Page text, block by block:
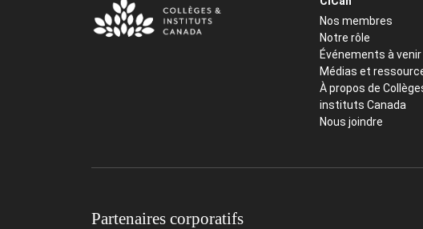
Nos membres
Notre rôle
Événements à venir
Médias et
À propos de
instituts Canada
Nous joindre
Partenaires corporatifs